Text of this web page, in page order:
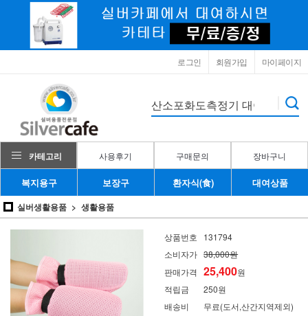
마이페이지
회원가입
로그인
카테고리 사용후기 구매문의 장바구니
복지용구 보장구 환자식(食) 대여상품
실버생활용품 생활용품
상품번호
131794
소비자가 38,000원
판매가격 25,400원
적립금
250원
배송비
무료(도서,산간지역제외)